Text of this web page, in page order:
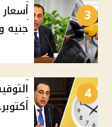
3
جنيه
4
أكتوبر..